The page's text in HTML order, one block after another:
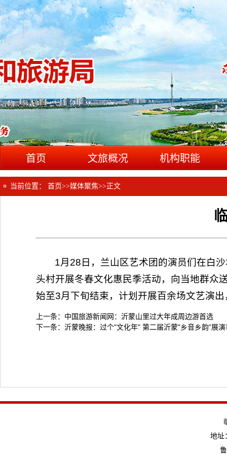
首页 文旅概况 机构职能
当前位置： 首页>>媒体聚焦>> 正文
1月28日，兰山区艺术团的演员们在白
头村开展冬春文化惠民季活动，向当地群众
始至3月下旬结束，计划开展百余场文艺演
上一条： 中国旅游新闻网：沂蒙山里过大年成周边游首选
下一条： 沂蒙晚报：过个"文化年" 第二届沂蒙"乡音乡韵"展
地址